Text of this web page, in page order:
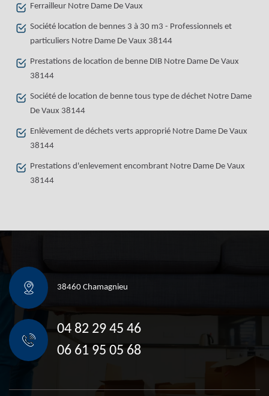
Ferrailleur Notre Dame De Vaux
Société location de bennes 3 à 30 m3 - Professionnels et
particuliers Notre Dame De Vaux 38144
Prestations de location de benne DIB Notre Dame De Vaux
38144
Société de location de benne tous type de déchet Notre Dame
De Vaux 38144
Enlèvement de déchets verts approprié Notre Dame De Vaux
38144
Prestations d'enlevement encombrant Notre Dame De Vaux
38144
38460 Chamagnieu
04 82 29 45 46
06 61 95 05 68